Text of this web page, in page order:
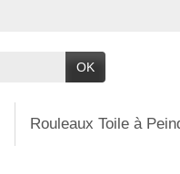
OK
Rouleaux Toile à